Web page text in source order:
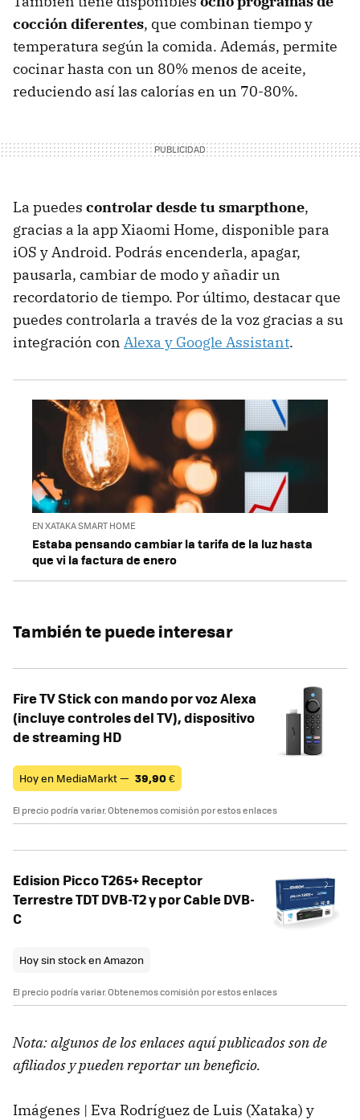
cocción diferentes, que combinan tiempo y
temperatura según la comida. Además, permite
cocinar hasta con un 80% menos de aceite,
reduciendo así las calorías en un 70-80%.
La puedes controlar desde tu smarpthone,
gracias a la app Xiaomi Home, disponible para
iOS y Android. Podrás encenderla, apagar,
pausarla, cambiar de modo y añadir un
recordatorio de tiempo. Por último, destacar que
puedes controlarla a través de la voz gracias a su
integración con Alexa y Google Assistant.
EN XATAKA SMART HOME
Estaba pensando cambiar la tarifa de la luz hasta
que vi la factura de enero
También te puede interesar
Fire TV Stick con mando por voz Alexa
(incluye controles del TV), dispositivo
de streaming HD
Hoy en MediaMarkt — 39,90€
El precio podría variar. Obtenemos comisión por estos enlaces
Edision Picco T265+ Receptor
Terrestre TDT DVB-T2 y por Cable DVB-
C
Hoy sin stock en Amazon
El precio podría variar. Obtenemos comisión por estos enlaces
Nota: algunos de los enlaces aquí publicados son de
afiliados y pueden reportar un beneficio.
Imágenes | Eva Rodríguez de Luis (Xataka) y